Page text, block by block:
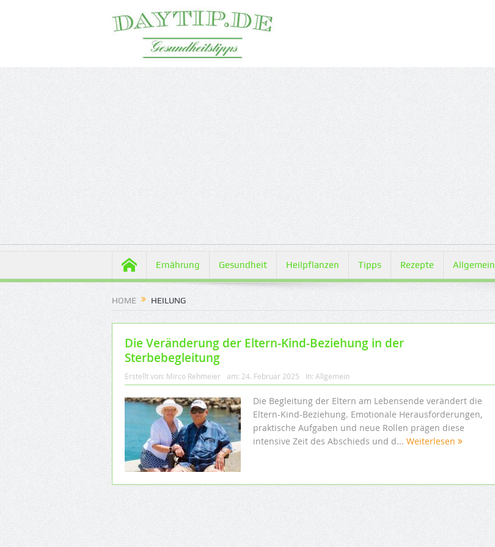
Ernährung Gesundheit Heilpflanzen Tipps Rezepte Allgemein
HOME HEILUNG
Die Veränderung der Eltern-Kind-Beziehung in der
Sterbebegleitung
Erstellt von: Mirco Rehmeier am: 24. Februar 2025 In: Allgemein
Die Begleitung der Eltern am Lebensende verändert die
Eltern-Kind-Beziehung. Emotionale Herausforderungen,
praktische Aufgaben und neue Rollen prägen diese
intensive Zeit des Abschieds und d... Weiterlesen